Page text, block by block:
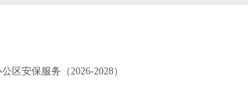
区安保服务（2026-2028）